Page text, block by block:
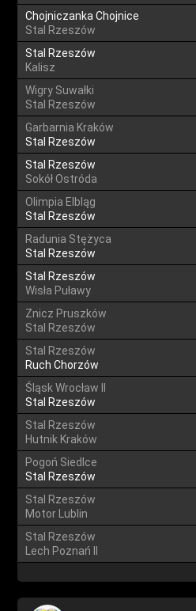
Chojniczanka Chojnice
Stal Rzeszów
Stal Rzeszów
Kalisz
Wigry Suwałki
Stal Rzeszów
Garbarnia Kraków
Stal Rzeszów
Stal Rzeszów
Sokół Ostróda
Olimpia Elbląg
Stal Rzeszów
Radunia Stężyca
Stal Rzeszów
Stal Rzeszów
Wisła Puławy
Znicz Pruszków
Stal Rzeszów
Stal Rzeszów
Ruch Chorzów
Śląsk Wrocław II
Stal Rzeszów
Stal Rzeszów
Hutnik Kraków
Pogoń Siedlce
Stal Rzeszów
Stal Rzeszów
Motor Lublin
Stal Rzeszów
Lech Poznań II